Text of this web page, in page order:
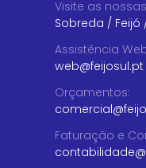
Visite as
Sobreda / Feijó
Assistência
web@feijosul.pt
Orçamentos:
Faturação e